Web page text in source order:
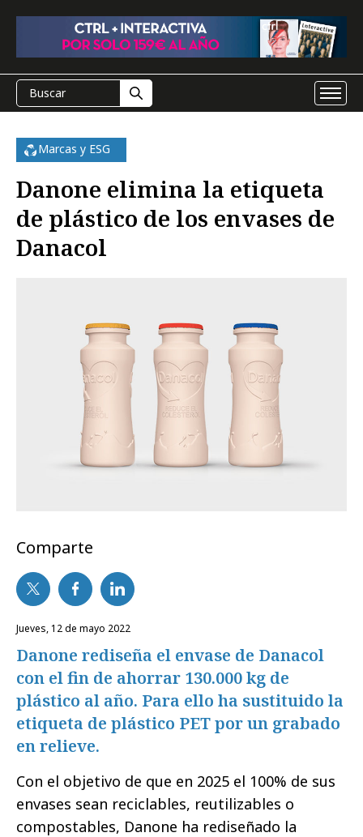
Marcas y ESG
Danone elimina la etiqueta
de plástico de los envases de
Danacol
Comparte
jueves, 12 de mayo 2022
Danone rediseña el envase de Danacol
con el fin de ahorrar 130.000 kg de
plástico al año. Para ello ha sustituido la
etiqueta de plástico PET por un grabado
en relieve.
Con el objetivo de que en 2025 el 100% de sus
envases sean reciclables, reutilizables o
compostables, Danone ha rediseñado la